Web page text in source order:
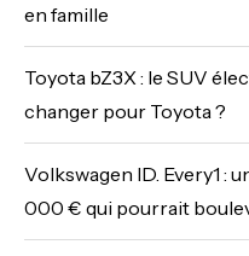
en famille
Toyota bZ3X : le SUV
changer pour Toyota ?
Volkswagen ID. Every1 :
000 € qui pourrait